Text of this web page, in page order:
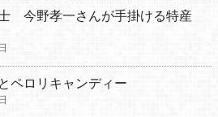
今野孝一さんが手掛ける特産
ペロリキャンディー